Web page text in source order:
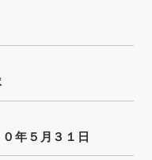
年５月３１日